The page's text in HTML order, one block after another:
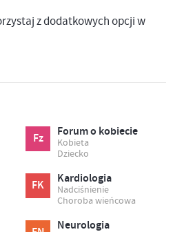
z dodatkowych opcji w
Fz Forum o kobiecie
Kobieta
Dziecko
FK Kardiologia
Nadciśnienie
Choroba wieńcowa
Neurologia